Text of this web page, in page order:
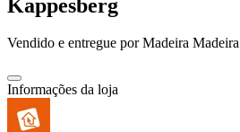
Kappesberg
Vendido e entregue por Madeira Madeira
Informações da loja